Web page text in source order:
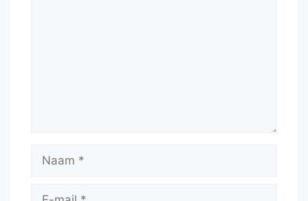
Naam